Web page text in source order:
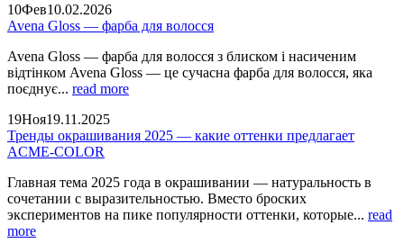
10Фев10.02.2026
Avena Gloss — фарба для волосся
Avena Gloss — фарба для волосся з блиском і насиченим
відтінком Avena Gloss — це сучасна фарба для волосся, яка
поєднує... read more
19Ноя19.11.2025
Тренды окрашивания 2025 — какие оттенки предлагает
ACME-COLOR
Главная тема 2025 года в окрашивании — натуральность в
сочетании с выразительностью. Вместо броских
экспериментов на пике популярности оттенки, которые... read
more